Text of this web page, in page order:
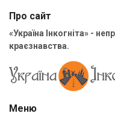
Про сайт
«Україна Інкогніта» -
краєзнавства.
Меню